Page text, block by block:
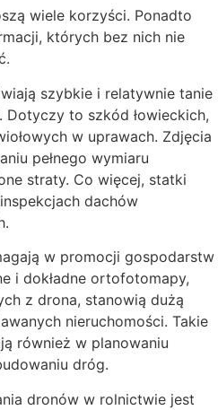
wiele korzyści. Ponadto
których bez nich nie
szybkie i relatywnie tanie
to szkód łowieckich,
w uprawach. Zdjęcia
pełnego wymiaru
straty. Co więcej, statki
dachów
w promocji gospodarstw
i dokładne ortofotomapy,
z drona, stanowią dużą
nieruchomości. Takie
również w planowaniu
dróg.
dronów w rolnictwie jest